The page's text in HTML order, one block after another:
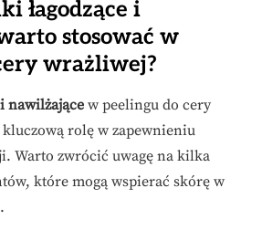
łagodzące i
stosować w
wrażliwej?
nawilżające w peelingu do cery
rolę w zapewnieniu
Warto zwrócić uwagę na kilka
które mogą wspierać skórę w